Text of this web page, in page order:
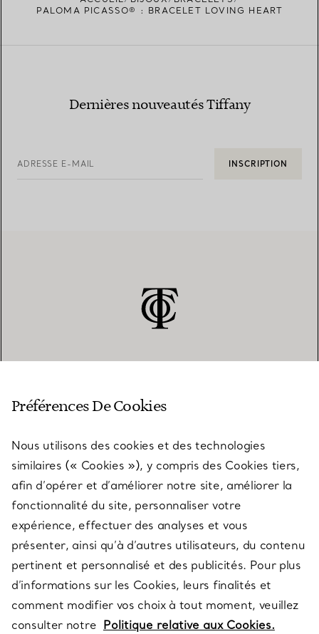
PALOMA PICASSO® : BRACELET LOVING HEART
Dernières nouveautés Tiffany
ADRESSE E-MAIL INSCRIPTION
SERVICES
À PROPOS
QUESTIONS LÉGALES
SUIVEZ-NOUS
Préférences De Cookies
Nous utilisons des cookies et des technologies
similaires (« Cookies »), y compris des Cookies tiers,
afin d’opérer et d’améliorer notre site, améliorer la
fonctionnalité du site, personnaliser votre
expérience, effectuer des analyses et vous
présenter, ainsi qu’à d’autres utilisateurs, du contenu
pertinent et personnalisé et des publicités. Pour plus
d’informations sur les Cookies, leurs finalités et
comment modifier vos choix à tout moment, veuillez
consulter notre Politique relative aux Cookies.